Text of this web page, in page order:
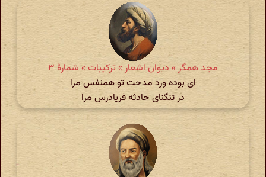
مجد همگر » دیوان اشعار » ترکیبات » شمارهٔ ۳
ای بوده ورد مدحت تو همنفس مرا
در تنگنای حادثه فریادرس مرا